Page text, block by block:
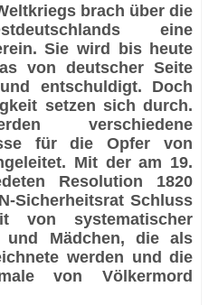
brach über die
eine
Sie wird bis heute
von deutscher Seite
entschuldigt. Doch
setzen sich durch.
verschiedene
für die Opfer von
Mit der am 19.
Resolution 1820
Sicherheitsrat Schluss
von systematischer
und Mädchen, die als
werden und die
von Völkermord